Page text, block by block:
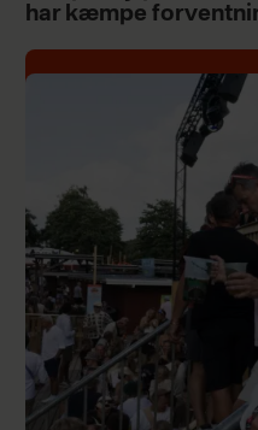
har kæmpe